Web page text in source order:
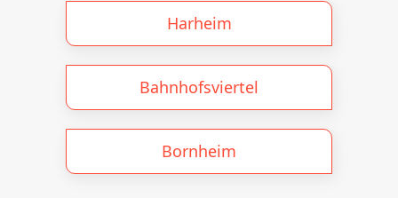
Harheim
Bahnhofsviertel
Bornheim